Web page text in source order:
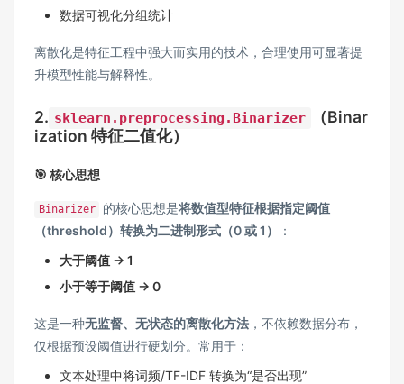
数据可视化分组统计
离散化是特征工程中强大而实用的技术，合理使用可显著提
升模型性能与解释性。
2. sklearn.preprocessing.Binarizer
（Binar
ization 特征二值化）
🎯 核心思想
Binarizer 的核心思想是将数值型特征根据指定阈值
（threshold）转换为二进制形式（0 或 1）
：
大于阈值 → 1
小于等于阈值 → 0
这是一种无监督、无状态的离散化方法 ，不依赖数据分布，
仅根据预设阈值进行硬划分。常用于：
文本处理中将词频/TF-IDF 转换为“是否出现”